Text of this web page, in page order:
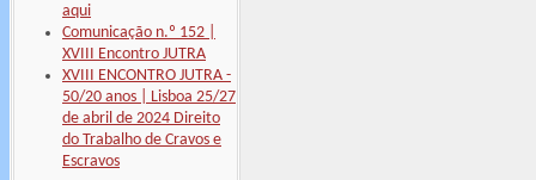
aqui
Comunicação n.º 152 |
XVIII Encontro JUTRA
XVIII ENCONTRO JUTRA -
50/20 anos | Lisboa 25/27
de abril de 2024 Direito
do Trabalho de Cravos e
Escravos